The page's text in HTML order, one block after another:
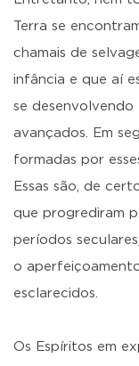
Terra se
chamais de
infância e que aí
se
avançados. Em
formadas por
Essas são, de
que progrediram
períodos
o
esclarecidos.
Os Espíritos em